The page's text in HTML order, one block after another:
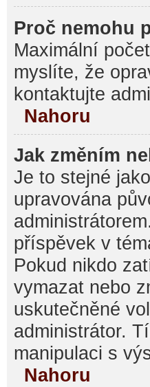
Proč nemohu
Maximální
myslíte, že
kontaktujte
Nahoru
Jak změním
Je to stejné
upravována
příspěvek v
Pokud nikdo
vymazat nebo
uskutečněné
administrátor.
manipulaci s
Nahoru